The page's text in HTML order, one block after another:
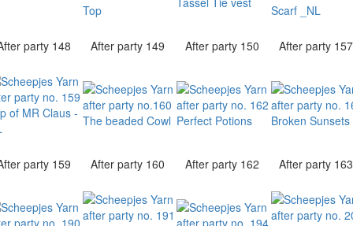
party 148 After party 149 After party 150 After party
party 159 After party 160 After party 162 After party